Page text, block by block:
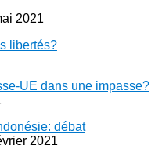
2021
libertés?
UE dans une impasse?
débat
2021